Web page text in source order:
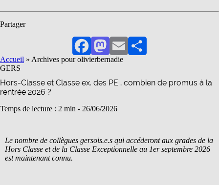
Partager
FacebookMastodon
EmailPartager
Accueil » Archives pour olivierbernadie
GERS
Hors-Classe et Classe ex. des PE… combien de promus à la
rentrée 2026 ?
Temps de lecture : 2 min - 26/06/2026
Le nombre de collègues gersois.e.s qui accéderont aux grades de la
Hors Classe et de la Classe Exceptionnelle au 1er septembre 2026
est maintenant connu.